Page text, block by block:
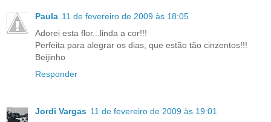
Paula 11 de fevereiro de 2009 às 18:05
Adorei esta flor...linda a cor!!!
Perfeita para alegrar os dias, que estão tão cinzentos!!!
Beijinho
Responder
Jordi Vargas 11 de fevereiro de 2009 às 19:01